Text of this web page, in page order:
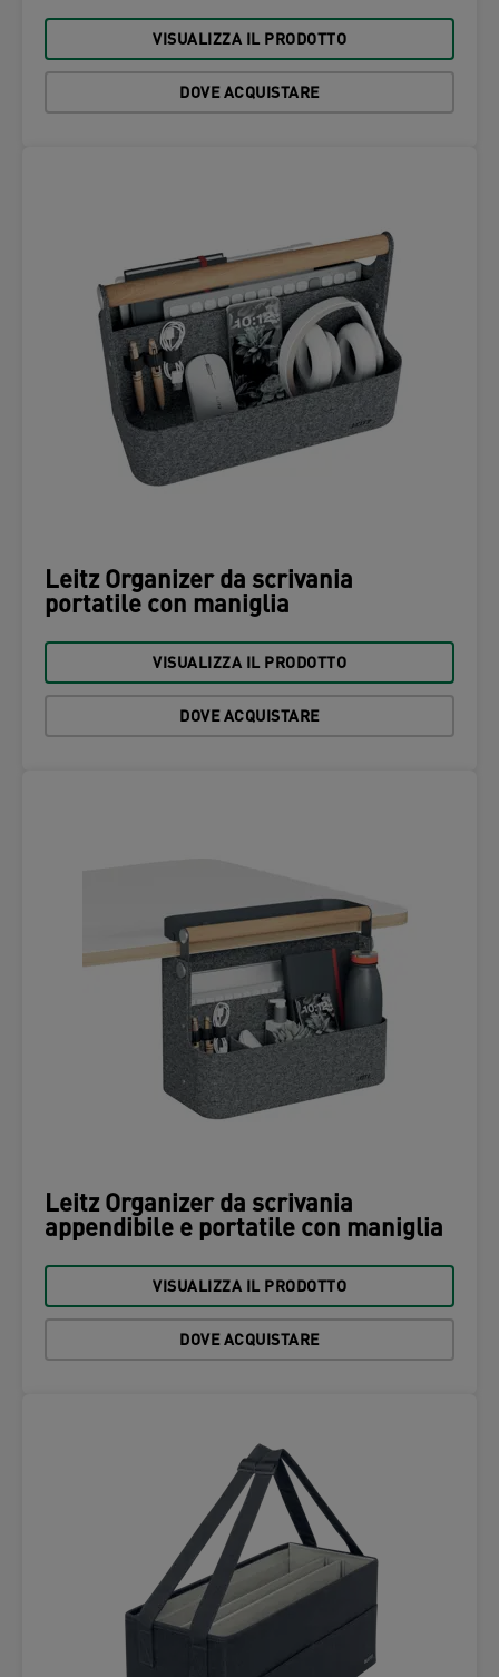
VISUALIZZA IL PRODOTTO
DOVE ACQUISTARE
Leitz Organizer da scrivania
portatile con maniglia
VISUALIZZA IL PRODOTTO
DOVE ACQUISTARE
Leitz Organizer da scrivania
appendibile e portatile con maniglia
VISUALIZZA IL PRODOTTO
DOVE ACQUISTARE